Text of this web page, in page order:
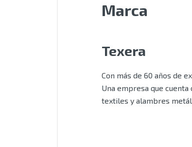
Marca
Texera
Con más de 60 años de
Una empresa que
textiles y alambres